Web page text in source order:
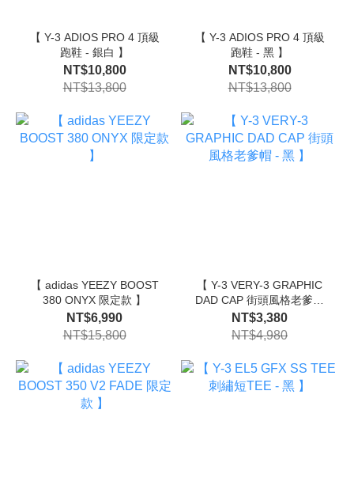
【 Y-3 ADIOS PRO 4 頂級
跑鞋 - 銀白 】
NT$10,800
NT$13,800
【 Y-3 ADIOS PRO 4 頂級
跑鞋 - 黑 】
NT$10,800
NT$13,800
【 adidas YEEZY BOOST
380 ONYX 限定款 】
NT$6,990
NT$15,800
【 Y-3 VERY-3 GRAPHIC
DAD CAP 街頭風格老爹帽
- 黑 】
NT$3,380
NT$4,980